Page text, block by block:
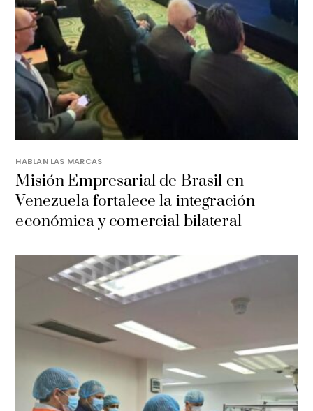
HABLAN LAS MARCAS
Misión Empresarial de Brasil en
Venezuela fortalece la integración
económica y comercial bilateral